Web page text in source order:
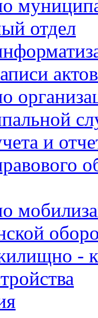
отдел
и
-